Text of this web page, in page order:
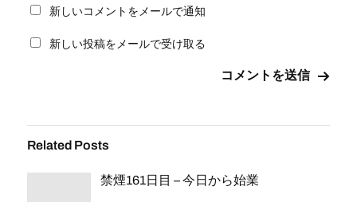
新しいコメントをメールで通知
新しい投稿をメールで受け取る
Related Posts
禁煙161日目 – 今日から始業